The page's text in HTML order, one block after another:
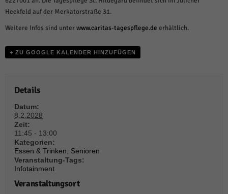
Heckfeld auf der Merkatorstraße 31.
Weitere Infos sind unterwww.caritas-tagespflege.de erhältlich.
+ ZU GOOGLE KALENDER HINZUFÜGEN
Details
Datum:
8.2.2028
Zeit:
11:45 - 13:00
Kategorien:
Essen & Trinken, Senioren
Veranstaltung-Tags:
Infotainment
Veranstaltungsort
auswählen.
Alle akzeptieren Speichern und weiter
Zurück
Essenzielle Cookies ermöglichen grundlegende Funktionen und sind für die
Statistiken (1)
Statistik Cookies erfassen Informationen anonym. Diese Informationen helfen
uns zu verstehen, wie unsere Besucher unsere Website nutzen.